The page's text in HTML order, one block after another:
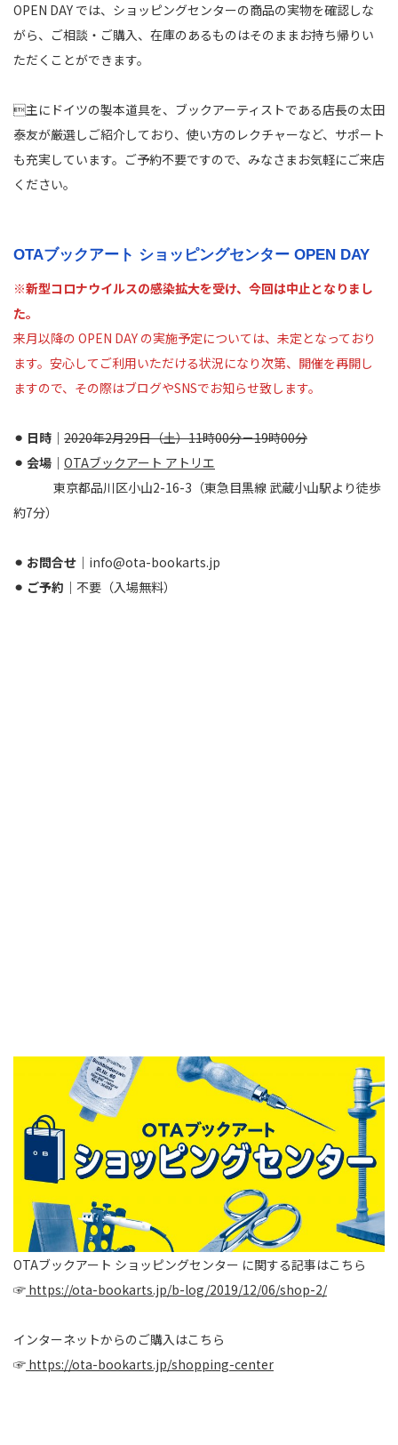
OPEN DAY では、ショッピングセンターの商品の実物を確認しな
がら、ご相談・ご購入、在庫のあるものはそのままお持ち帰りい
ただくことができます。
主にドイツの製本道具を、ブックアーティストである店長の太田
泰友が厳選しご紹介しており、使い方のレクチャーなど、サポート
も充実しています。ご予約不要ですので、みなさまお気軽にご来店
ください。
OTAブックアート ショッピングセンター OPEN DAY
※新型コロナウイルスの感染拡大を受け、今回は中止となりまし
た。
来月以降の OPEN DAY の実施予定については、未定となっており
ます。安心してご利用いただける状況になり次第、開催を再開し
ますので、その際はブログやSNSでお知らせ致します。
⚫︎ 日時｜ 2020年2月29日（土）11時00分－19時00分
⚫︎ 会場｜ OTAブックアート アトリエ
東京都品川区小山2-16-3（東急目黒線 武蔵小山駅より徒歩
約7分）
⚫︎ お問合せ｜ info@ota-bookarts.jp
⚫︎ ご予約｜ 不要（入場無料）
OTAブックアート ショッピングセンター に関する記事はこちら
☞ https://ota-bookarts.jp/b-log/2019/12/06/shop-2/
インターネットからのご購入はこちら
☞ https://ota-bookarts.jp/shopping-center